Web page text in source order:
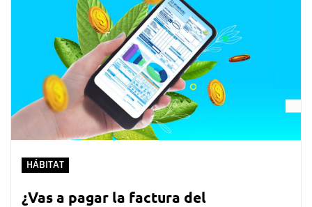
HÁBITAT
¿Vas a pagar la factura del